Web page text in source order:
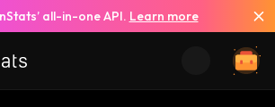
all-in-one API. Learn more